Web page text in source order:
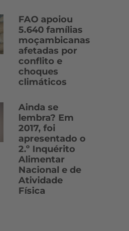
FAO apoiou
5.640 famílias
moçambicanas
afetadas por
conflito e
choques
climáticos
Ainda se
lembra? Em
2017, foi
apresentado o
2.º Inquérito
Alimentar
Nacional e de
Atividade
Física